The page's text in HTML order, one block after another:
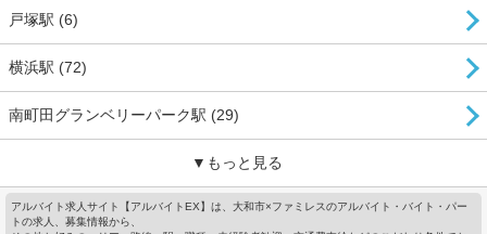
戸塚駅 (6)
横浜駅 (72)
南町田グランベリーパーク駅 (29)
▼もっと見る
アルバイト求人サイト【アルバイトEX】は、大和市×ファミレスのアルバイト・バイト・パー
トの求人、募集情報から、